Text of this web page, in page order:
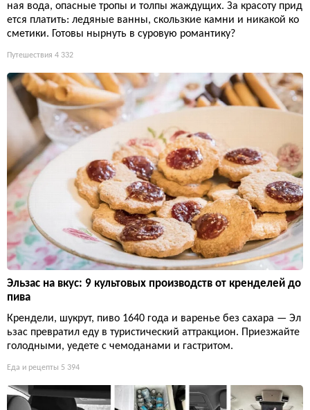
ная вода, опасные тропы и толпы жаждущих. За красоту прид
ется платить: ледяные ванны, скользкие камни и никакой ко
сметики. Готовы нырнуть в суровую романтику?
Путешествия 4 332
Эльзас на вкус: 9 культовых производств от кренделей до
пива
Крендели, шукрут, пиво 1640 года и варенье без сахара — Эл
ьзас превратил еду в туристический аттракцион. Приезжайте
голодными, уедете с чемоданами и гастритом.
Еда и рецепты 5 394